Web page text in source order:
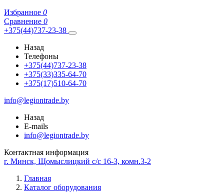
Избранное 0
Сравнение 0
+375(44)737-23-38
Назад
Телефоны
+375(44)737-23-38
+375(33)335-64-70
+375(17)510-64-70
info@legiontrade.by
Назад
E-mails
info@legiontrade.by
Контактная информация
г. Минск, Щомыслицкий с/с 16-3, комн.3-2
Главная
Каталог оборудования